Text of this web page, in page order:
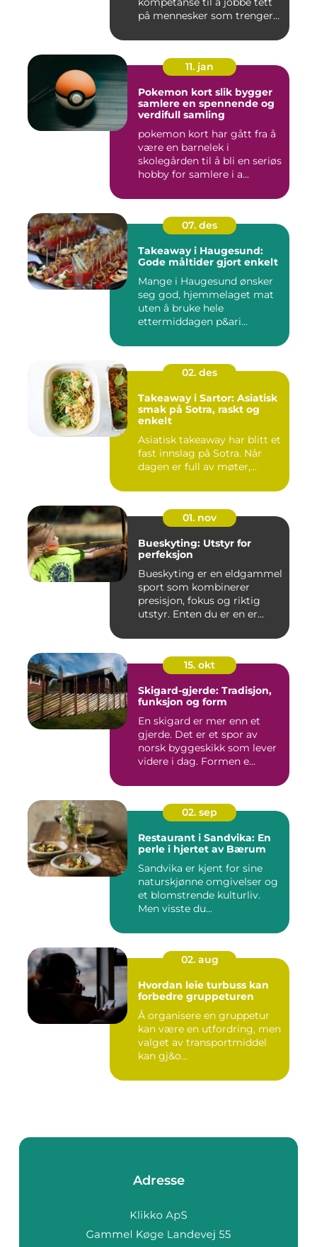
på mennesker som trenger
11. jan
Pokemon kort slik bygger
samlere en spennende og
verdifull samling
pokemon kort har gått fra å
være en barnelek i
skolegården til å bli en seriøs
hobby for samlere i a...
07. des
Takeaway i Haugesund:
Gode måltider gjort enkelt
Mange i Haugesund ønsker
seg god, hjemmelaget mat
uten å bruke hele
ettermiddagen p&ari...
02. des
Takeaway i Sartor: Asiatisk
smak på Sotra, raskt og
enkelt
Asiatisk takeaway har blitt et
fast innslag på Sotra. Når
dagen er full av møter,...
01. nov
Bueskyting: Utstyr for
perfeksjon
Bueskyting er en eldgammel
sport som kombinerer
presisjon, fokus og riktig
utstyr. Enten du er en er...
15. okt
Skigard-gjerde: Tradisjon,
funksjon og form
En skigard er mer enn et
gjerde. Det er et spor av
norsk byggeskikk som lever
videre i dag. Formen e...
02. sep
Restaurant i Sandvika: En
perle i hjertet av Bærum
Sandvika er kjent for sine
naturskjønne omgivelser og
et blomstrende kulturliv.
Men visste du...
02. aug
Hvordan leie turbuss kan
forbedre gruppeturen
Å organisere en gruppetur
kan være en utfordring, men
valget av transportmiddel
kan gj&o...
Adresse